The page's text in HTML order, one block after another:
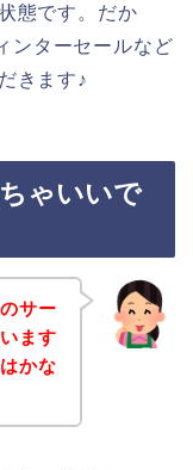
態です。だか
ンターセールなど
きます♪
ゃいいで
サー
ます
かな